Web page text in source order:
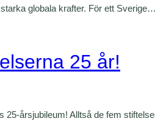
globala krafter. För ett Sverige…
25 år!
25-årsjubileum! Alltså de fem